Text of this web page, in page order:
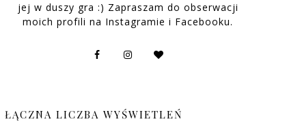
jej w duszy gra :) Zapraszam do obserwacji
moich profili na Instagramie i Facebooku.
ŁĄCZNA LICZBA WYŚWIETLEŃ